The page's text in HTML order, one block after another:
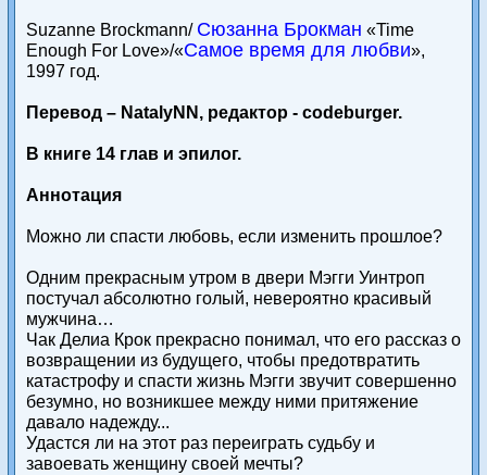
Suzanne Brockmann/ Сюзанна Брокман «Time
Enough For Love»/«Самое время для любви»,
1997 год.
Перевод – NatalyNN, редактор - codeburger.
В книге 14 глав и эпилог.
Аннотация
Можно ли спасти любовь, если изменить прошлое?
Одним прекрасным утром в двери Мэгги Уинтроп
постучал абсолютно голый, невероятно красивый
мужчина…
Чак Делиа Крок прекрасно понимал, что его рассказ о
возвращении из будущего, чтобы предотвратить
катастрофу и спасти жизнь Мэгги звучит совершенно
безумно, но возникшее между ними притяжение
давало надежду...
Удастся ли на этот раз переиграть судьбу и
завоевать женщину своей мечты?